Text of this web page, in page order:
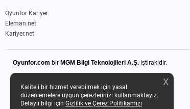
X
Kaliteli bir hizmet verebilmek için yasal
düzenlemelere uygun çerezlerinizi kullanmaktayız.
Detaylı bilgi için Gizlilik ve Çerez Politikamızı
Oyunfor Kariyer
Eleman.net
Kariyer.net
Oyunfor.com bir MGM Bilgi Teknolojileri A.Ş. iştirakidir.